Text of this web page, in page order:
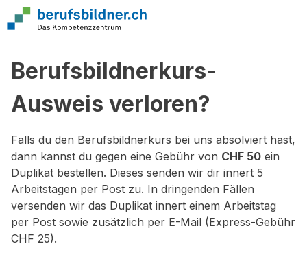
Berufsbildnerkurs-
Ausweis verloren?
Falls du den Berufsbildnerkurs bei uns absolviert hast,
dann kannst du gegen eine Gebühr von CHF 50 ein
Duplikat bestellen. Dieses senden wir dir innert 5
Arbeitstagen per Post zu. In dringenden Fällen
versenden wir das Duplikat innert einem Arbeitstag
per Post sowie zusätzlich per E-Mail (Express-Gebühr
CHF 25).